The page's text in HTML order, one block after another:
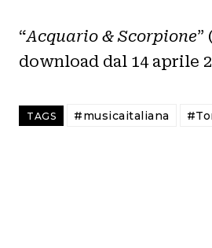
“Acquario & Scorpione”
download dal 14 aprile
TAGS #musicaitaliana